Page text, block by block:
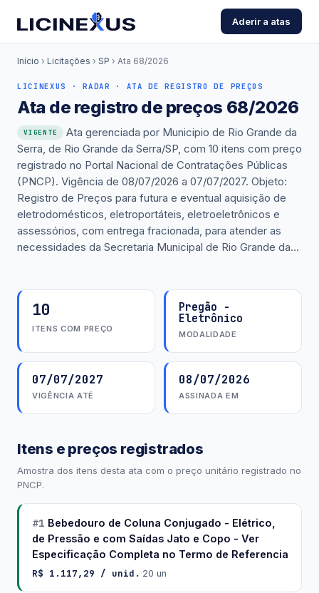
Aderir a atas
Início › Licitações › SP › Ata 68/2026
LICINEXUS · RADAR · ATA DE REGISTRO DE PREÇOS
Ata de registro de preços 68/2026
VIGENTE
Ata gerenciada por Municipio de Rio Grande da
Serra, de Rio Grande da Serra/SP, com 10 itens com preço
registrado no Portal Nacional de Contratações Públicas
(PNCP). Vigência de 08/07/2026 a 07/07/2027. Objeto:
Registro de Preços para futura e eventual aquisição de
eletrodomésticos, eletroportáteis, eletroeletrônicos e
assessórios, com entrega fracionada, para atender as
necessidades da Secretaria Municipal de Rio Grande da...
10
ITENS COM PREÇO
Pregão -
Eletrônico
MODALIDADE
07/07/2027
VIGÊNCIA ATÉ
08/07/2026
ASSINADA EM
Itens e preços registrados
Amostra dos itens desta ata com o preço unitário registrado no
PNCP.
#1 Bebedouro de Coluna Conjugado - Elétrico,
de Pressão e com Saídas Jato e Copo - Ver
Especificação Completa no Termo de Referencia
R$ 1.117,29 / unid. ·20 un